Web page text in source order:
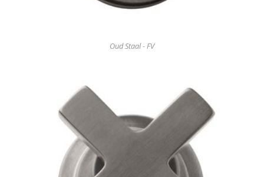
Oud Staal - FV